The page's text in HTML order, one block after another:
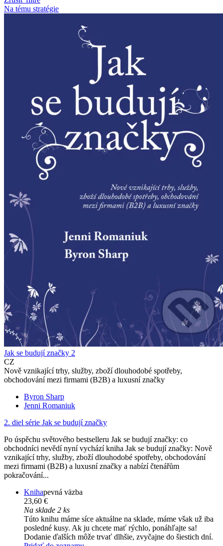
Na tému stratégie
Jak se budují značky 2
CZ
Nově vznikající trhy, služby, zboží dlouhodobé spotřeby,
obchodování mezi firmami (B2B) a luxusní značky
Byron Sharp
Jenni Romaniuk
2. diel série Jak se budují značky
Po úspěchu světového bestselleru Jak se budují značky: co
obchodníci nevědí nyní vychází kniha Jak se budují značky: Nově
vznikající trhy, služby, zboží dlouhodobé spotřeby, obchodování
mezi firmami (B2B) a luxusní značky a nabízí čtenářům
pokračování...
Knihapevná väzba
23,60 €
Na sklade 2 ks
Túto knihu máme síce aktuálne na sklade, máme však už iba
posledné kusy. Ak ju chcete mať rýchlo, ponáhľajte sa!
Dodanie ďalších môže trvať dlhšie, zvyčajne do šiestich dní.